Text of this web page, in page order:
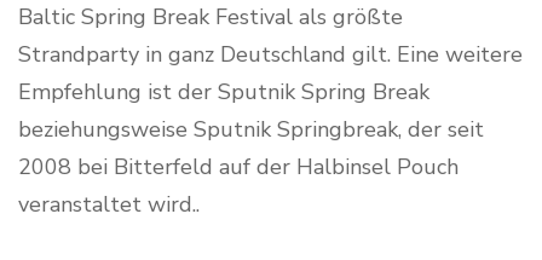
Baltic Spring Break Festival als größte
Strandparty in ganz Deutschland gilt. Eine weitere
Empfehlung ist der Sputnik Spring Break
beziehungsweise Sputnik Springbreak, der seit
2008 bei Bitterfeld auf der Halbinsel Pouch
veranstaltet wird..